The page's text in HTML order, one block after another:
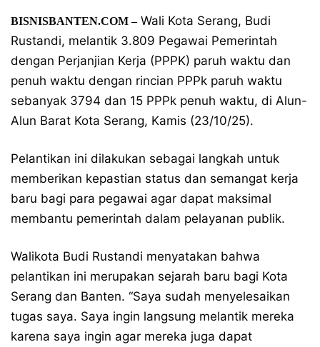
BISNISBANTEN.COM –Wali Kota Serang, Budi
Rustandi, melantik 3.809 Pegawai Pemerintah
dengan Perjanjian Kerja (PPPK) paruh waktu dan
penuh waktu dengan rincian PPPk paruh waktu
sebanyak 3794 dan 15 PPPk penuh waktu, di Alun-
Alun Barat Kota Serang, Kamis (23/10/25).
Pelantikan ini dilakukan sebagai langkah untuk
memberikan kepastian status dan semangat kerja
baru bagi para pegawai agar dapat maksimal
membantu pemerintah dalam pelayanan publik.
Walikota Budi Rustandi menyatakan bahwa
pelantikan ini merupakan sejarah baru bagi Kota
Serang dan Banten. “Saya sudah menyelesaikan
tugas saya. Saya ingin langsung melantik mereka
karena saya ingin agar mereka juga dapat